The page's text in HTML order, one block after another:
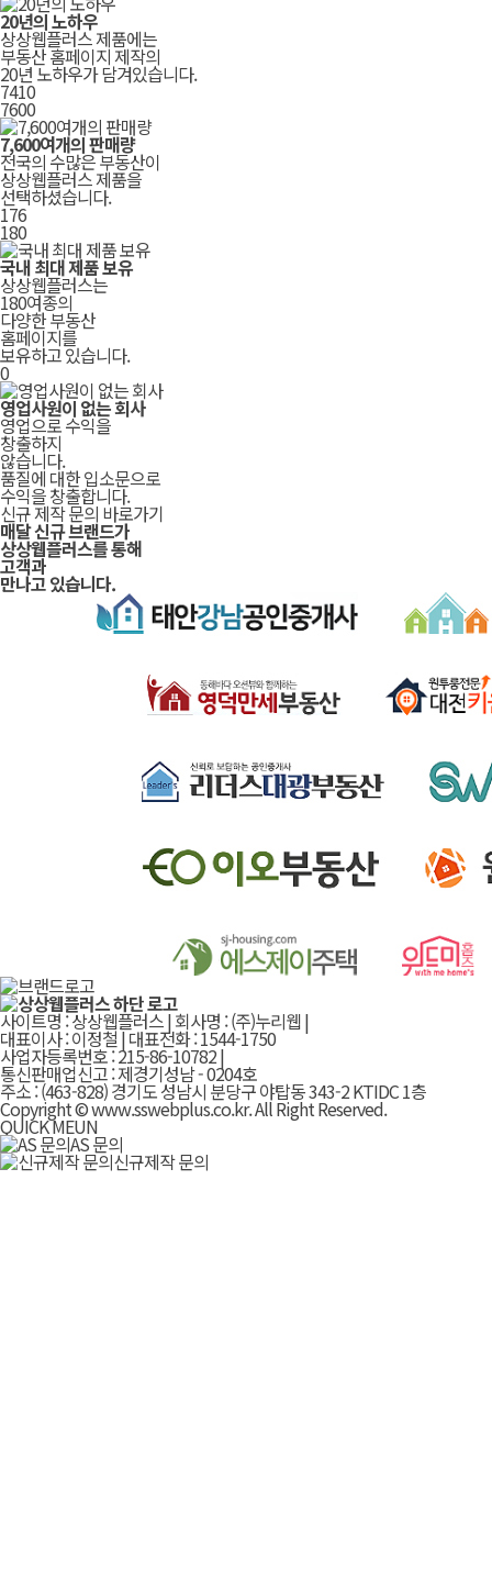
20년의 노하우
상상웹플러스 제품에는
부동산 홈페이지 제작의
20년 노하우가 담겨있습니다.
7499
7600
7,600여개의 판매량
전국의 수많은 부동산이
상상웹플러스 제품을
선택하셨습니다.
178
180
국내 최대 제품 보유
상상웹플러스는
180여종의
다양한 부동산
홈페이지를
보유하고 있습니다.
0
영업사원이 없는 회사
영업으로 수익을
창출하지
않습니다.
품질에 대한 입소문으로
수익을 창출합니다.
신규 제작 문의 바로가기
매달 신규 브랜드가
상상웹플러스를 통해
고객과
만나고 있습니다.
사이트명 : 상상웹플러스 | 회사명 : (주)누리웹 |
대표이사 : 이정철 | 대표전화 : 1544-1750
사업자등록번호 : 215-86-10782 |
통신판매업신고 : 제경기성남 - 0204호
주소 : (463-828) 경기도 성남시 분당구 야탑동 343-2 KTIDC 1층
Copyright © www.sswebplus.co.kr. All Right Reserved.
QUICK MEUN
AS 문의
신규제작 문의